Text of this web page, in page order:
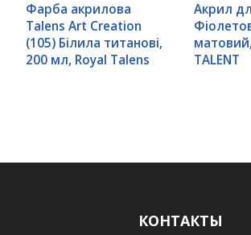
Фарба акрилова
Talens Art Creation
(105) Білила титанові,
200 мл, Royal Talens
Акрил
TALENT
КОНТАКТЫ